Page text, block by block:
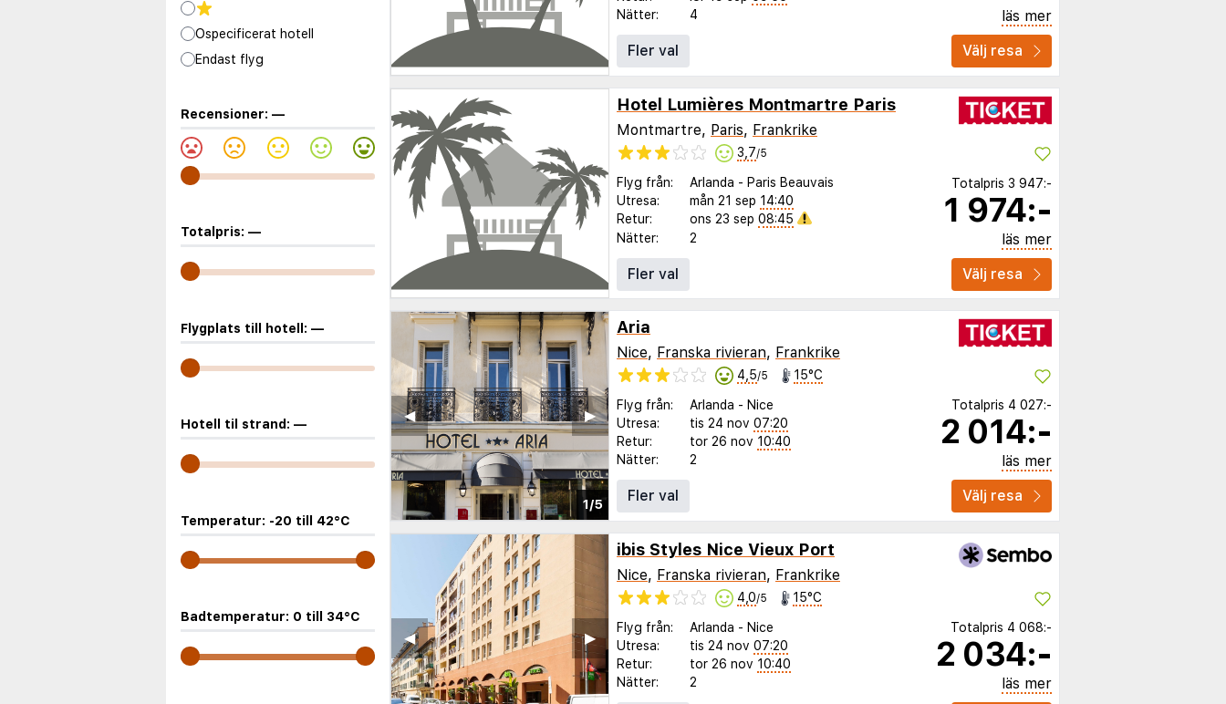
Ospecificerat hotell
Endast flyg
Recensioner: —
Totalpris: —
Flygplats till hotell: —
Hotell til strand: —
Temperatur: -20 till 42°C
Badtemperatur: 0 till 34°C
Nätter:
4
läs mer
Fler val
Välj resa
Hotel Lumières Montmartre Paris
Montmartre, Paris, Frankrike
3,7/5
Flyg från: Arlanda - Paris Beauvais
Utresa:
mån 21 sep 14:40
Retur:
ons 23 sep 08:45
Nätter:
2
Totalpris 3 947:-
1 974:-
läs mer
Fler val
Välj resa
1/5
▶︎
◀︎
Aria
Nice, Franska rivieran, Frankrike
4,5/5 15°C
Flyg från: Arlanda - Nice
Utresa:
tis 24 nov 07:20
Retur:
tor 26 nov 10:40
Nätter:
2
Totalpris 4 027:-
2 014:-
läs mer
Fler val
Välj resa
▶︎
◀︎
ibis Styles Nice Vieux Port
Nice, Franska rivieran, Frankrike
4,0/5 15°C
Flyg från: Arlanda - Nice
Utresa:
tis 24 nov 07:20
Retur:
tor 26 nov 10:40
Nätter:
2
Totalpris 4 068:-
2 034:-
läs mer